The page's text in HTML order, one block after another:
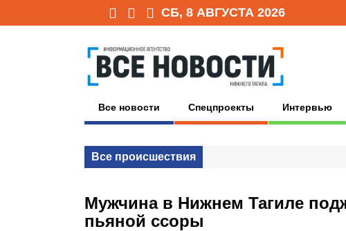
СБ, 8 АВГУСТА 2026
Все новости Спецпроекты Интервью
Все происшествия
Мужчина в Нижнем Тагиле
пьяной ссоры